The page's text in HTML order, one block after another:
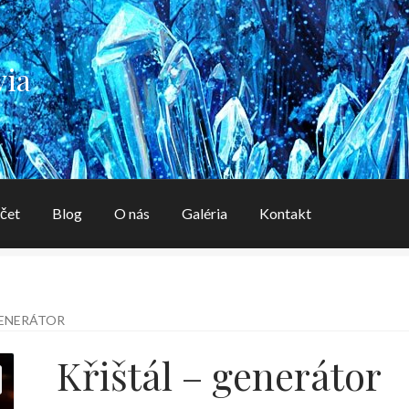
Blog O nás Galéria Kontakt
Křištál – generátor